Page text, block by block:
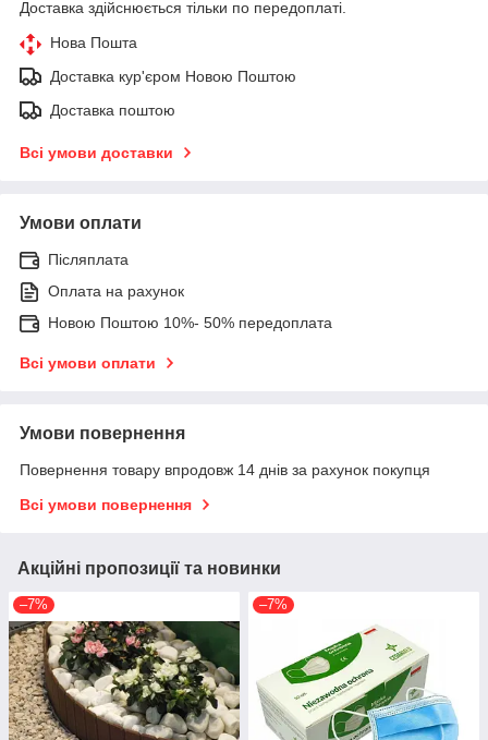
Доставка здійснюється тільки по передоплаті.
Нова Пошта
Доставка кур'єром Новою Поштою
Доставка поштою
Всі умови доставки
Умови оплати
Післяплата
Оплата на рахунок
Новою Поштою 10%- 50% передоплата
Всі умови оплати
Умови повернення
Повернення товару впродовж 14 днів за рахунок покупця
Всі умови повернення
Акційні пропозиції та новинки
–7% –7%